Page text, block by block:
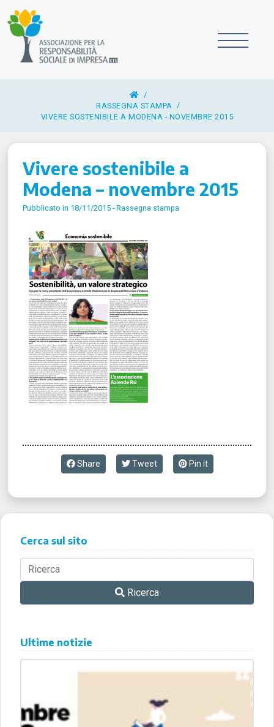
/
RASSEGNA STAMPA
VIVERE SOSTENIBILE A MODENA - NOVEMBRE 2015
Vivere sostenibile a
Modena – novembre 2015
Pubblicato in 18/11/2015 -Rassegna stampa
Share Tweet Pin it
Cerca sul sito
Ricerca
Ultime notizie